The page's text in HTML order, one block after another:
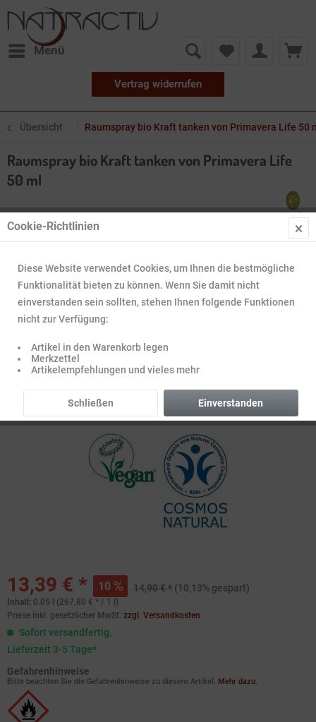
Menü
Vertrag widerrufen
Übersicht Raumspray bio Kraft tanken von Primavera Life 50
Raumspray bio Kraft tanken von Primavera Life
50 ml
13,39 € * 10 14,90 € * (10,13% gespart)
Inhalt: 0.05 l (267,80 € * / 1 l)
Preise inkl. gesetzlicher MwSt. zzgl. Versandkosten
Sofort versandfertig,
Lieferzeit 3-5 Tage*
Gefahrenhinweise
Bitte beachten Sie die Gefahrenhinweise zu diesem Artikel. Mehr dazu.
Cookie-Richtlinien
Diese Website verwendet Cookies, um Ihnen die bestmögliche
Funktionalität bieten zu können. Wenn Sie damit nicht
einverstanden sein sollten, stehen Ihnen folgende Funktionen
nicht zur Verfügung:
Artikel in den Warenkorb legen
Merkzettel
Artikelempfehlungen und vieles mehr
Einverstanden
Schließen